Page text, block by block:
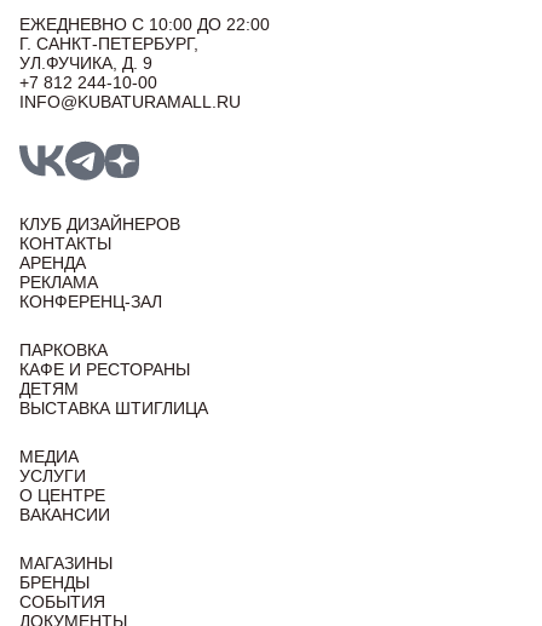
ЕЖЕДНЕВНО С 10:00 ДО 22:00
Г. САНКТ-ПЕТЕРБУРГ,
УЛ.ФУЧИКА, Д. 9
+7 812 244-10-00
INFO@KUBATURAMALL.RU
КЛУБ ДИЗАЙНЕРОВ
КОНТАКТЫ
АРЕНДА
РЕКЛАМА
КОНФЕРЕНЦ-ЗАЛ
ПАРКОВКА
КАФЕ И РЕСТОРАНЫ
ДЕТЯМ
ВЫСТАВКА ШТИГЛИЦА
МЕДИА
УСЛУГИ
О ЦЕНТРЕ
ВАКАНСИИ
МАГАЗИНЫ
БРЕНДЫ
СОБЫТИЯ
ДОКУМЕНТЫ